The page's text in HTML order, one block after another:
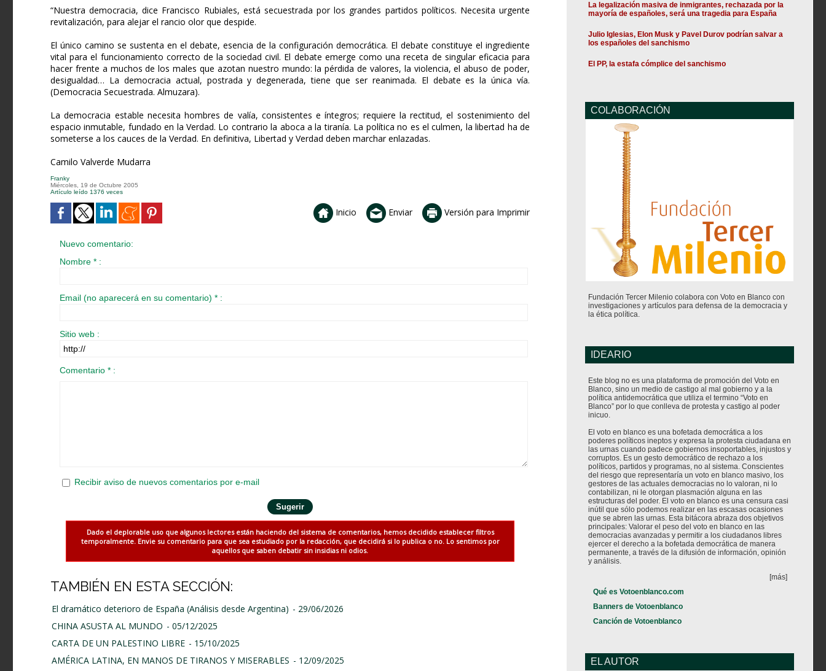
“Nuestra democracia, dice Francisco Rubiales, está secuestrada por los grandes partidos políticos. Necesita urgente
revitalización, para alejar el rancio olor que despide.
El único camino se sustenta en el debate, esencia de la configuración democrática. El debate constituye el ingrediente
vital para el funcionamiento correcto de la sociedad civil. El debate emerge como una receta de singular eficacia para
hacer frente a muchos de los males que azotan nuestro mundo: la pérdida de valores, la violencia, el abuso de poder,
desigualdad… La democracia actual, postrada y degenerada, tiene que ser reanimada. El debate es la única vía.
(Democracia Secuestrada. Almuzara).
La democracia estable necesita hombres de valía, consistentes e íntegros; requiere la rectitud, el sostenimiento del
espacio inmutable, fundado en la Verdad. Lo contrario la aboca a la tiranía. La política no es el culmen, la libertad ha de
someterse a los cauces de la Verdad. En definitiva, Libertad y Verdad deben marchar enlazadas.
Camilo Valverde Mudarra
Franky
Miércoles, 19 de Octubre 2005
Artículo leído 1376 veces
Inicio Enviar Versión para Imprimir
Nuevo comentario:
Nombre * :
Email (no aparecerá en su comentario) * :
Sitio web :
Comentario * :
Recibir aviso de nuevos comentarios por e-mail
Dado el deplorable uso que algunos lectores están haciendo del sistema de comentarios, hemos decidido establecer filtros
temporalmente. Envie su comentario para que sea estudiado por la redacción, que decidirá si lo publica o no. Lo sentimos por
aquellos que saben debatir sin insidias ni odios.
TAMBIÉN EN ESTA SECCIÓN:
El dramático deterioro de España (Análisis desde Argentina) - 29/06/2026
CHINA ASUSTA AL MUNDO - 05/12/2025
CARTA DE UN PALESTINO LIBRE - 15/10/2025
AMÉRICA LATINA, EN MANOS DE TIRANOS Y MISERABLES - 12/09/2025
La legalización masiva de inmigrantes, rechazada por la
mayoría de españoles, será una tragedia para España
Julio Iglesias, Elon Musk y Pavel Durov podrían salvar a
los españoles del sanchismo
El PP, la estafa cómplice del sanchismo
COLABORACIÓN
Fundación Tercer Milenio colabora con Voto en Blanco con
investigaciones y artículos para defensa de la democracia y
la ética política.
IDEARIO
Este blog no es una plataforma de promoción del Voto en
Blanco, sino un medio de castigo al mal gobierno y a la
política antidemocrática que utiliza el termino “Voto en
Blanco” por lo que conlleva de protesta y castigo al poder
inicuo.
El voto en blanco es una bofetada democrática a los
poderes políticos ineptos y expresa la protesta ciudadana en
las urnas cuando padece gobiernos insoportables, injustos y
corruptos. Es un gesto democrático de rechazo a los
políticos, partidos y programas, no al sistema. Conscientes
del riesgo que representaría un voto en blanco masivo, los
gestores de las actuales democracias no lo valoran, ni lo
contabilizan, ni le otorgan plasmación alguna en las
estructuras del poder. El voto en blanco es una censura casi
inútil que sólo podemos realizar en las escasas ocasiones
que se abren las urnas. Esta bitácora abraza dos objetivos
principales: Valorar el peso del voto en blanco en las
democracias avanzadas y permitir a los ciudadanos libres
ejercer el derecho a la bofetada democrática de manera
permanente, a través de la difusión de información, opinión
y análisis.
[más]
Qué es Votoenblanco.com
Banners de Votoenblanco
Canción de Votoenblanco
EL AUTOR